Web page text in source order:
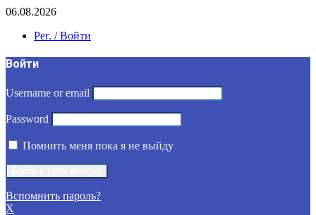
06.08.2026
Рег. / Войти
Войти
Username or email
Password
Помнить меня пока я не выйду
Вспомнить пароль?
X